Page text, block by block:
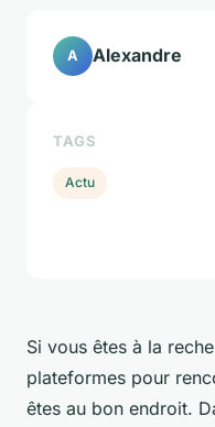
Si vous êtes à la
plateformes pour
êtes au bon endroit.
A Alexandre
TAGS
Actu